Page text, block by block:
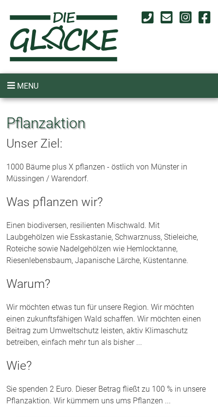
MENU
Pflanzaktion
Unser Ziel:
1000 Bäume plus X pflanzen - östlich von Münster in
Müssingen / Warendorf.
Was pflanzen wir?
Einen biodiversen, resilienten Mischwald. Mit
Laubgehölzen wie Esskastanie, Schwarznuss, Stieleiche,
Roteiche sowie Nadelgehölzen wie Hemlocktanne,
Riesenlebensbaum, Japanische Lärche, Küstentanne.
Warum?
Wir möchten etwas tun für unsere Region. Wir möchten
einen zukunftsfähigen Wald schaffen. Wir möchten einen
Beitrag zum Umweltschutz leisten, aktiv Klimaschutz
betreiben, einfach mehr tun als bisher ...
Wie?
Sie spenden 2 Euro. Dieser Betrag fließt zu 100 % in unsere
Pflanzaktion. Wir kümmern uns ums Pflanzen ...